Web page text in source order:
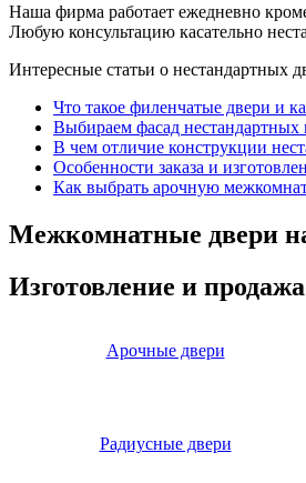
Наша фирма работает ежедневно
Любую консультацию касательно
Интересные статьи о нестандартных
Что такое филенчатые двери и
Выбираем фасад
В чем отличие конструкции
Особенности заказа и
Как выбрать арочную
Межкомнатные двери
Изготовление и
Арочные двери
Радиусные двери